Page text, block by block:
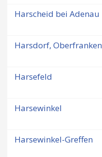
Harscheid bei Adenau
Harsdorf, Oberfranken
Harsefeld
Harsewinkel
Harsewinkel-Greffen